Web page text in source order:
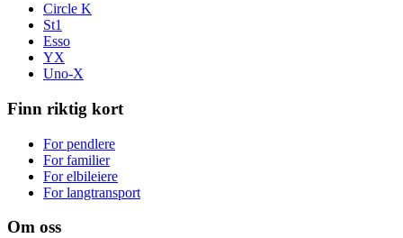
Circle K
St1
Esso
YX
Uno-X
Finn riktig kort
For pendlere
For familier
For elbileiere
For langtransport
Om oss